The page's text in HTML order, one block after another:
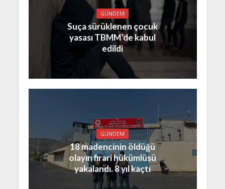
GÜNDEM
Suça sürüklenen çocuk
yasası TBMM’de kabul
edildi
GÜNDEM
18 madencinin öldüğü
olayın firari hükümlüsü
yakalandı. 8 yıl kaçtı